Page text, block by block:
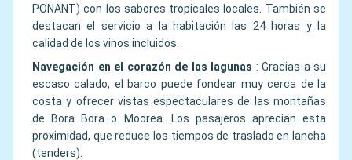
PONANT) con los sabores tropicales locales. También se
destacan el servicio a la habitación las 24 horas y la
calidad de los vinos incluidos.
Navegación en el corazón de las lagunas : Gracias a su
escaso calado, el barco puede fondear muy cerca de la
costa y ofrecer vistas espectaculares de las montañas
de Bora Bora o Moorea. Los pasajeros aprecian esta
proximidad, que reduce los tiempos de traslado en lancha
(tenders).